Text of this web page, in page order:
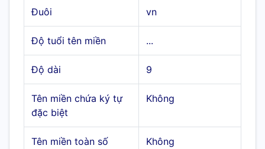
Đuôi vn
Độ tuổi tên miền ...
Độ dài 9
Tên miền chứa ký tự
đặc biệt
Không
Tên miền toàn số Không